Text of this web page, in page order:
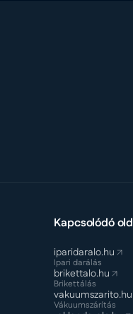
Kapcsolódó
iparidaralo.hu
Ipari darálás
brikettalo.hu
Brikettálás
vakuumszarito.hu
Vákuumszárítás